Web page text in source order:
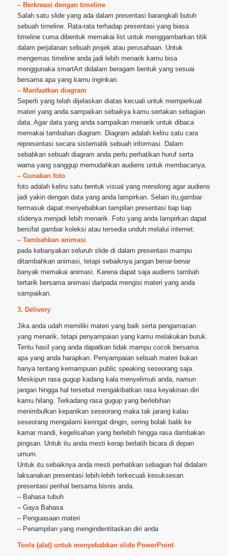
– Berkreasi dengan timeline
Salah satu slide yang ada dalam presentasi barangkali butuh
sebuah timeline. Rata-rata terhadap presentasi yang biasa
timeline cuma dibentuk memakai list untuk menggambarkan titik
dalam perjalanan sebuah projek atau perusahaan. Untuk
mengemas timeline anda jadi lebih menarik kamu bisa
menggunaka smartArt didalam beragam bentuk yang sesuai
bersama apa yang kamu inginkan.
– Manfaatkan diagram
Seperti yang telah dijelaskan diatas kecuali untuk memperkuat
materi yang anda sampaikan sebaikya kamu sertakan sebagian
data. Agar data yang anda sampaikan menarik untuk dibaca
memakai tambahan diagram. Diagram adalah keliru satu cara
representasi secara sistematik sebuah informasi. Dalam
sebabkan sebuah diagram anda perlu perhatikan huruf serta
warna yang sanggup memudahkan audiens untuk membacanya.
– Gunakan foto
foto adalah keliru satu bentuk visual yang menolong agar audiens
jadi yakin dengan data yang anda lampirkan. Selain itu,gambar
termasuk dapat menyebabkan tampilan presentasi tiap tiap
slidenya menjadi lebih menarik. Foto yang anda lampirkan dapat
bersifat gambar koleksi atau tersedia unduh melalui internet.
– Tambahkan animasi
pada kebanyakan seluruh slide di dalam presentasi mampu
ditambahkan animasi, tetapi sebaiknya jangan benar-benar
banyak memakai animasi. Karena dapat saja audiens tambah
tertarik bersama animasi daripada mengisi materi yang anda
sampaikan.
3. Delivery
Jika anda udah memiliki materi yang baik serta pengamasan
yang menarik, tetapi penyampaian yang kamu melakukan buruk.
Tentu hasil yang anda dapatkan tidak mampu cocok bersama
apa yang anda harapkan. Penyampaian sebuah materi bukan
hanya tentang kemampuan public speaking seseorang saja.
Meskipun rasa gugup kadang kala menyelimuti anda, namun
jangan hingga hal tersebut mengakibatkan rasa keyakinan diri
kamu hilang. Terkadang rasa gugup yang berlebihan
menimbulkan kepanikan seseorang maka tak jarang kalau
seseorang mengalami keringat dingin, sering bolak balik ke
kamar mandi, kegelisahan yang berlebih hingga rasa dambakan
pingsan. Untuk itu anda mesti kerap berlatih bicara di depan
umum.
Untuk itu sebaiknya anda mesti perhatikan sebagian hal didalam
laksanakan presentasi lebih-lebih terkecuali kesuksesan
presentasi perihal bersama bisnis anda.
– Bahasa tubuh
– Gaya Bahasa
– Penguasaan materi
– Penampilan yang mengindentitaskan diri anda
Tools (alat) untuk menyebabkan slide PowerPoint